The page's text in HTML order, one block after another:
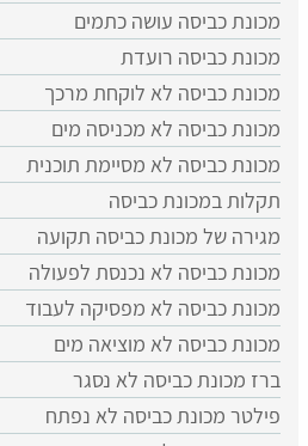
מכונת כביסה עושה כתמים
מכונת כביסה רועדת
מכונת כביסה לא לוקחת מרכך
מכונת כביסה לא מכניסה מים
מכונת כביסה לא מסיימת תוכנית
תקלות במכונת כביסה
מגירה של מכונת כביסה תקועה
מכונת כביסה לא נכנסת לפעולה
מכונת כביסה לא מפסיקה לעבוד
מכונת כביסה לא מוציאה מים
ברז מכונת כביסה לא נסגר
פילטר מכונת כביסה לא נפתח